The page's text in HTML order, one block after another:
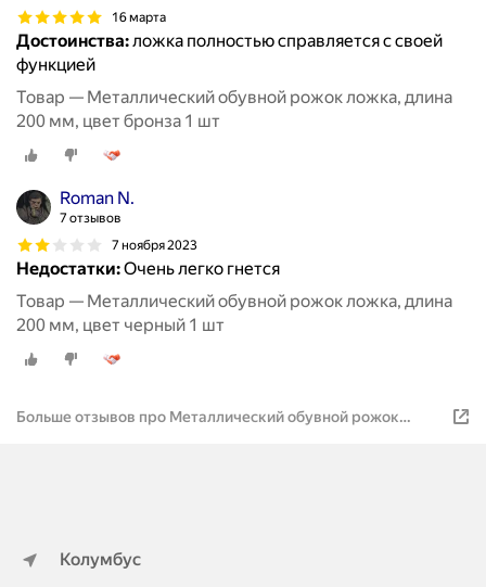
16 марта
Достоинства:ложка полностью справляется с своей
функцией
Товар — Металлический обувной рожок ложка, длина
200 мм, цвет бронза 1 шт
Roman N.
7 отзывов
7 ноября 2023
Недостатки:Очень легко гнется
Товар — Металлический обувной рожок ложка, длина
200 мм, цвет черный 1 шт
Больше отзывов про Металлический обувной рожок
Колумбус